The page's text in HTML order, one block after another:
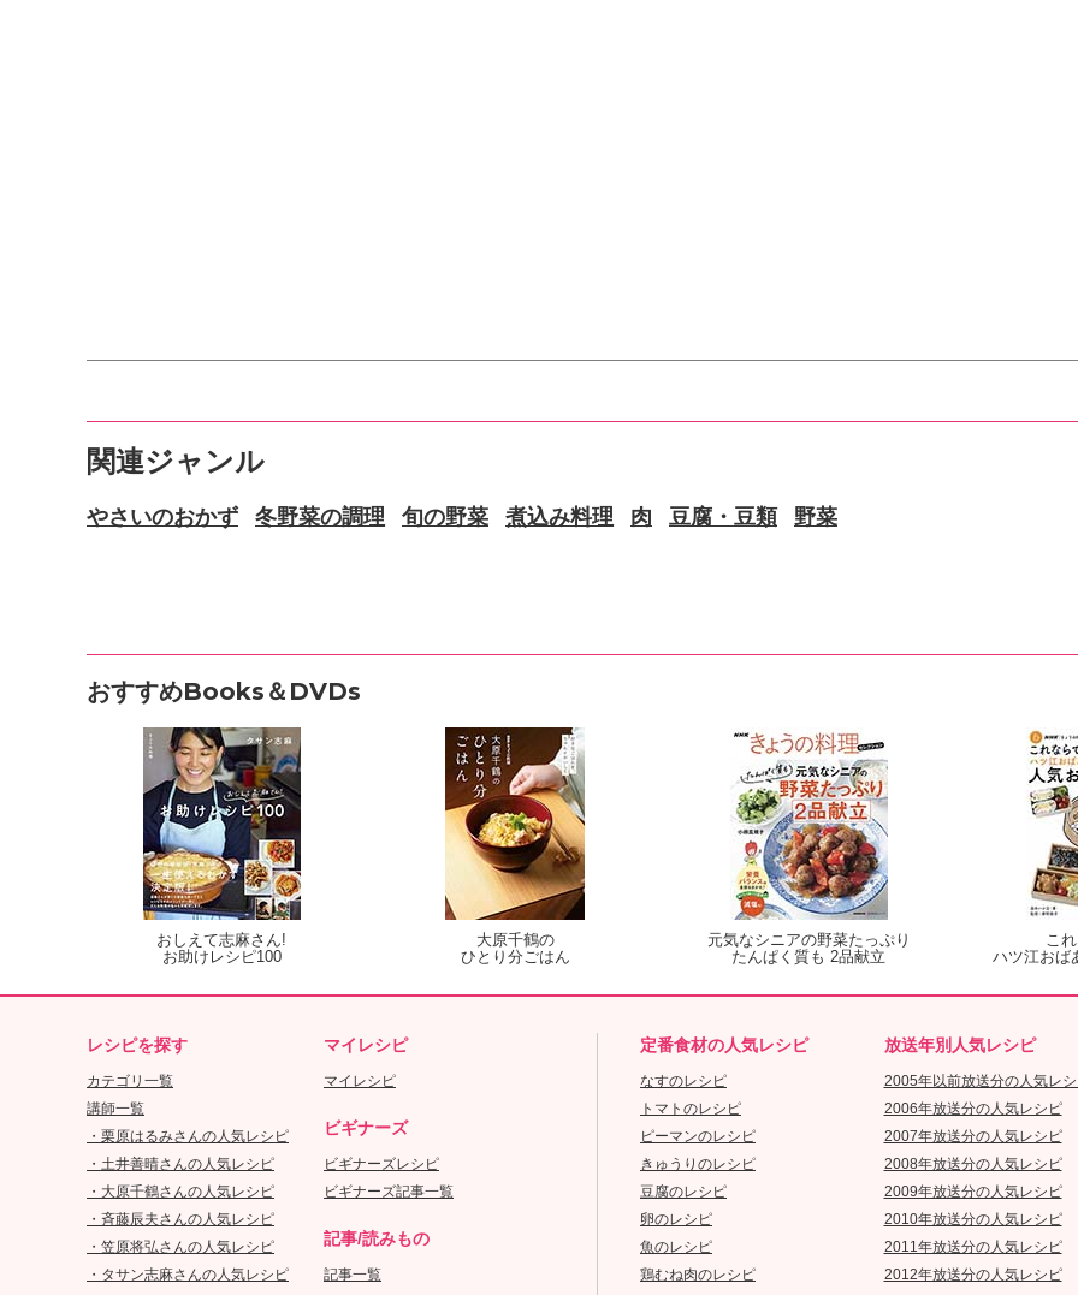
関連ジャンル
やさいのおかず 冬野菜の調理 旬の野菜 煮込み料理 肉 豆腐・豆類 野菜
おすすめBooks＆DVDs
おしえて志麻さん!
お助けレシピ100
大原千鶴の
ひとり分ごはん
元気なシニアの野菜たっぷり
たんぱく質も 2品献立
こ
ハツ江おば
レシピを探す
カテゴリ一覧
講師一覧
・栗原はるみさんの人気レシピ
・土井善晴さんの人気レシピ
・大原千鶴さんの人気レシピ
・斉藤辰夫さんの人気レシピ
・笠原将弘さんの人気レシピ
・タサン志麻さんの人気レシピ
マイレシピ
マイレシピ
ビギナーズ
ビギナーズレシピ
ビギナーズ記事一覧
記事/読みもの
記事一覧
定番食材の人気レシピ
なすのレシピ
トマトのレシピ
ピーマンのレシピ
きゅうりのレシピ
豆腐のレシピ
卵のレシピ
魚のレシピ
鶏むね肉のレシピ
放送年別人気レシピ
2005年以前放送分の人気レ
2006年放送分の人気レシピ
2007年放送分の人気レシピ
2008年放送分の人気レシピ
2009年放送分の人気レシピ
2010年放送分の人気レシピ
2011年放送分の人気レシピ
2012年放送分の人気レシピ